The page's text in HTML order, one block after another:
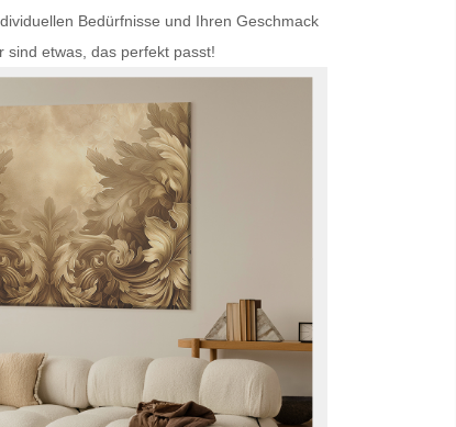
Bedürfnisse und Ihren Geschmack
sind etwas, das perfekt passt!